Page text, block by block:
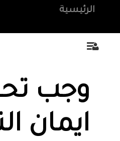
الرئيسية
وجب
ايمان